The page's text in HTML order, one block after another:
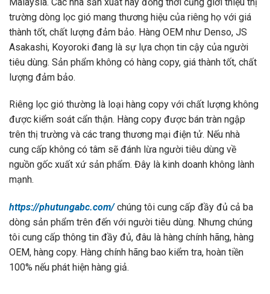
trường dòng lọc gió mang thương hiệu của riêng họ với giá
thành tốt, chất lượng đảm bảo. Hàng OEM như Denso, JS
Asakashi, Koyoroki đang là sự lựa chọn tin cậy của người
tiêu dùng. Sản phẩm không có hàng copy, giá thành tốt, chất
lượng đảm bảo.
Riêng lọc gió thường là loại hàng copy với chất lượng không
được kiểm soát cẩn thận. Hàng copy được bán tràn ngập
trên thị trường và các trang thương mại điện tử. Nếu nhà
cung cấp không có tâm sẽ đánh lừa người tiêu dùng về
nguồn gốc xuất xứ sản phẩm. Đây là kinh doanh không lành
mạnh.
https://phutungabc.com/chúng tôi cung cấp đầy đủ cả ba
dòng sản phẩm trên đến với người tiêu dùng. Nhưng chúng
tôi cung cấp thông tin đầy đủ, đâu là hàng chính hãng, hàng
OEM, hàng copy. Hàng chính hãng bao kiểm tra, hoàn tiền
100% nếu phát hiện hàng giả.